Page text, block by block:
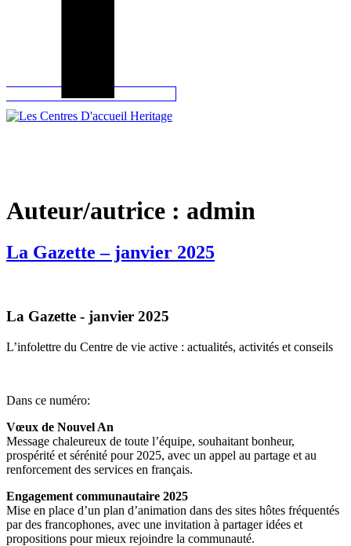
Auteur/autrice : admin
La Gazette – janvier 2025
La Gazette - janvier 2025
L’infolettre du Centre de vie active : actualités, activités et conseils
Dans ce numéro:
Vœux de Nouvel An
Message chaleureux de toute l’équipe, souhaitant bonheur,
prospérité et sérénité pour 2025, avec un appel au partage et au
renforcement des services en français.
Engagement communautaire 2025
Mise en place d’un plan d’animation dans des sites hôtes fréquentés
par des francophones, avec une invitation à partager idées et
propositions pour mieux rejoindre la communauté.